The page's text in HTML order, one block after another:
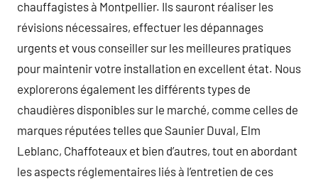
chauffagistes à Montpellier. Ils sauront réaliser les
révisions nécessaires, effectuer les dépannages
urgents et vous conseiller sur les meilleures pratiques
pour maintenir votre installation en excellent état. Nous
explorerons également les différents types de
chaudières disponibles sur le marché, comme celles de
marques réputées telles que Saunier Duval, Elm
Leblanc, Chaffoteaux et bien d’autres, tout en abordant
les aspects réglementaires liés à l’entretien de ces